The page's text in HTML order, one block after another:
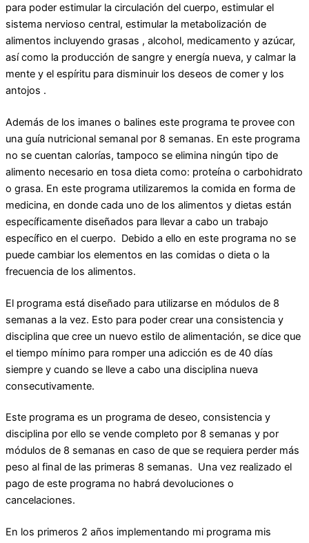
para poder estimular la circulación del cuerpo, estimular el
sistema nervioso central, estimular la metabolización de
alimentos incluyendo grasas , alcohol, medicamento y azúcar,
así como la producción de sangre y energía nueva, y calmar la
mente y el espíritu para disminuir los deseos de comer y los
antojos .
Además de los imanes o balines este programa te provee con
una guía nutricional semanal por 8 semanas. En este programa
no se cuentan calorías, tampoco se elimina ningún tipo de
alimento necesario en tosa dieta como: proteína o carbohidrato
o grasa. En este programa utilizaremos la comida en forma de
medicina, en donde cada uno de los alimentos y dietas están
específicamente diseñados para llevar a cabo un trabajo
específico en el cuerpo. Debido a ello en este programa no se
puede cambiar los elementos en las comidas o dieta o la
frecuencia de los alimentos.
El programa está diseñado para utilizarse en módulos de 8
semanas a la vez. Esto para poder crear una consistencia y
disciplina que cree un nuevo estilo de alimentación, se dice que
el tiempo mínimo para romper una adicción es de 40 días
siempre y cuando se lleve a cabo una disciplina nueva
consecutivamente.
Este programa es un programa de deseo, consistencia y
disciplina por ello se vende completo por 8 semanas y por
módulos de 8 semanas en caso de que se requiera perder más
peso al final de las primeras 8 semanas. Una vez realizado el
pago de este programa no habrá devoluciones o
cancelaciones.
En los primeros 2 años implementando mi programa mis